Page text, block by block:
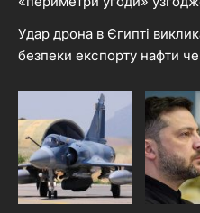
Удар дрона в Єгипті
безпеки експорту нафти